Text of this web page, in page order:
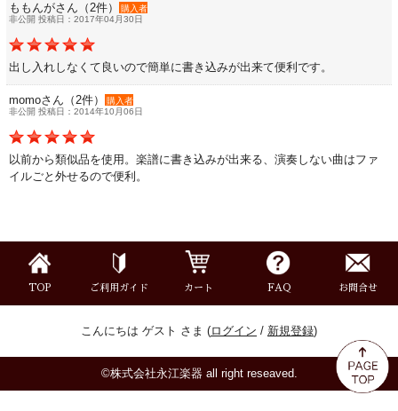
ももんがさん（2件）
購入者
非公開 投稿日：2017年04月30日
出し入れしなくて良いので簡単に書き込みが出来て便利です。
momoさん（2件）
購入者
非公開 投稿日：2014年10月06日
以前から類似品を使用。楽譜に書き込みが出来る、演奏しない曲はファ
イルごと外せるので便利。
TOP ご利用ガイド カート FAQ お問合せ
こんにちは ゲスト さま (ログイン / 新規登録)
©株式会社永江楽器 all right reseaved.
ミュート
楽器ケース＆ケースカバー
楽器スタンド
お手入れ用品・パーツ
譜面台・指揮棒
音楽ギフト・雑貨